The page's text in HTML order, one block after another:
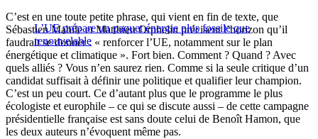
L’UE prépare un paquet énergie plus fossile que
renouvelable
C’est en une toute petite phrase, qui vient en fin de texte, que
Sébastien Mabile et Matthieu Orphelin précisent l’horizon qu’il
faudrait se donner : « renforcer l’UE, notamment sur le plan
énergétique et climatique ». Fort bien. Comment ? Quand ? Avec
quels alliés ? Vous n’en saurez rien. Comme si la seule critique d’un
candidat suffisait à définir une politique et qualifier leur champion.
C’est un peu court. Ce d’autant plus que le programme le plus
écologiste et europhile – ce qui se discute aussi – de cette campagne
présidentielle française est sans doute celui de Benoît Hamon, que
les deux auteurs n’évoquent même pas.